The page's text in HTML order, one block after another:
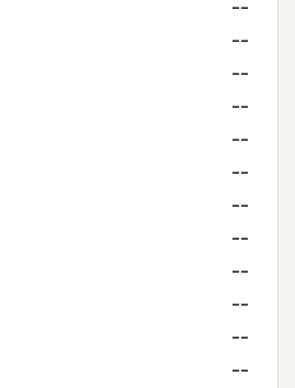
--
--
--
--
--
--
--
--
--
--
--
--